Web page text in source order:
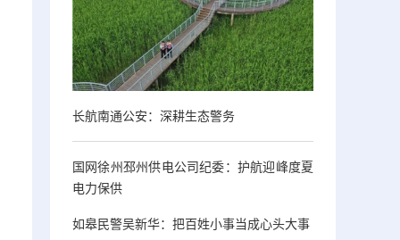
长航南通公安：深耕生态警务
国网徐州邳州供电公司纪委：护航迎峰度夏
电力保供
如皋民警吴新华：把百姓小事当成心头大事